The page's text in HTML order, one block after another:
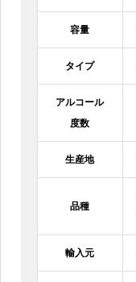
容量
タイプ
アルコール
度数
生産地
品種
輸入元